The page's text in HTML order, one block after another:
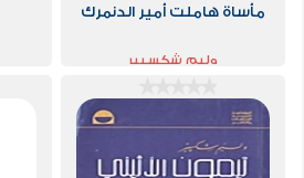
مأساة هاملت أمير الدنمرك
وليم شكسبير